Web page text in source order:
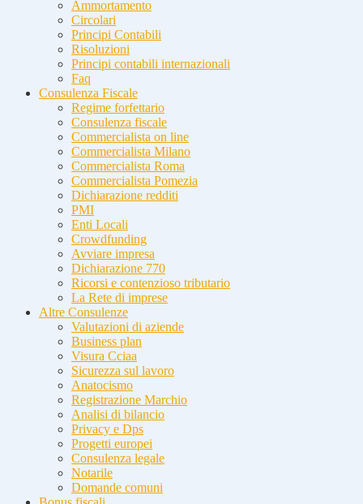
Ammortamento
Circolari
Principi Contabili
Risoluzioni
Principi contabili internazionali
Faq
Consulenza Fiscale
Regime forfettario
Consulenza fiscale
Commercialista on line
Commercialista Milano
Commercialista Roma
Commercialista Pomezia
Dichiarazione redditi
PMI
Enti Locali
Crowdfunding
Avviare impresa
Dichiarazione 770
Ricorsi e contenzioso tributario
La Rete di imprese
Altre Consulenze
Valutazioni di aziende
Business plan
Visura Cciaa
Sicurezza sul lavoro
Anatocismo
Registrazione Marchio
Analisi di bilancio
Privacy e Dps
Progetti europei
Consulenza legale
Notarile
Domande comuni